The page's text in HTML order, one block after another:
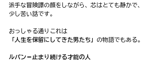
派手な冒険譚の顔をしながら、芯はとても静かで、
少し苦い話です。
おっしゃる通りこれは
「人生を保留にしてきた男たち」 の物語でもある。
ルパン＝止まり続ける才能の人